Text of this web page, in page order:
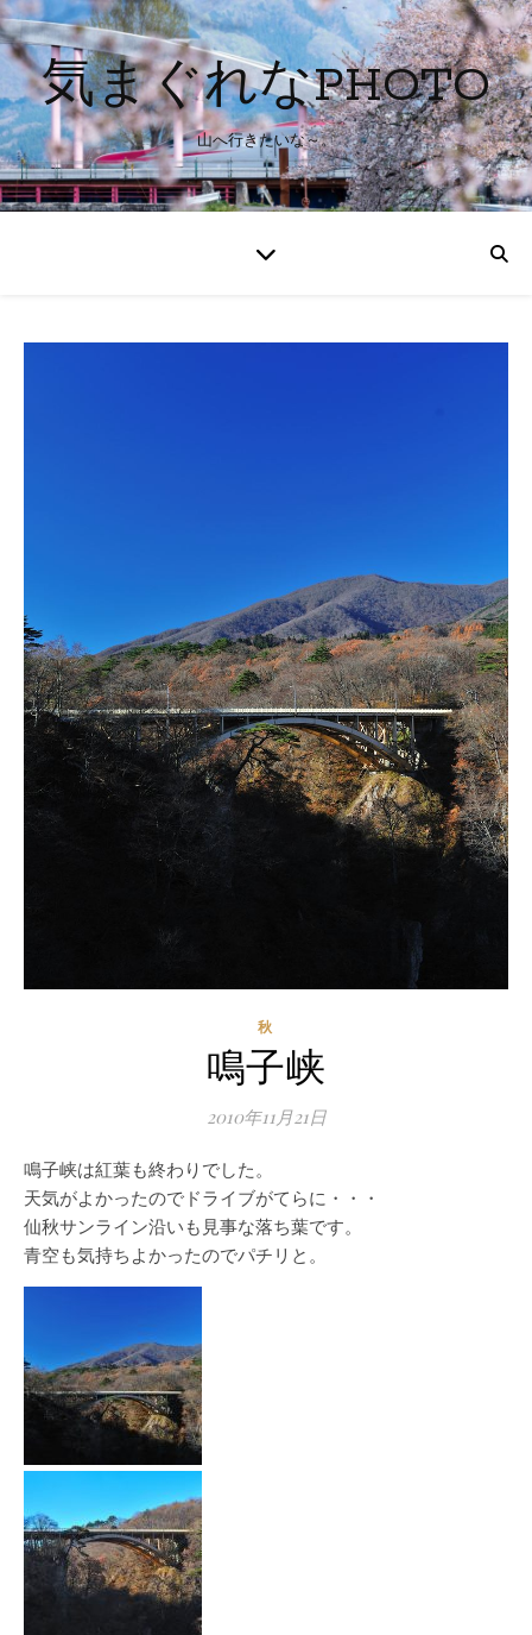
気まぐれなPHOTO
山へ行きたいな～。
秋
鳴子峡
2010年11月21日
鳴子峡は紅葉も終わりでした。
天気がよかったのでドライブがてらに・・・
仙秋サンライン沿いも見事な落ち葉です。
青空も気持ちよかったのでパチリと。